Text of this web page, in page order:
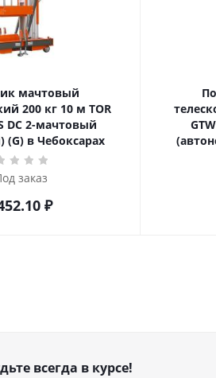
мачтовый
10 м TOR
DC 2-мачтовый
в Чебоксарах
заказ
₽
всегда в курсе!